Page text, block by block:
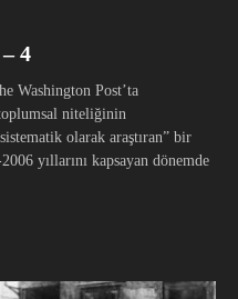
4
Washington Post’ta
niteliğinin
olarak araştıran” bir
yıllarını kapsayan dönemde